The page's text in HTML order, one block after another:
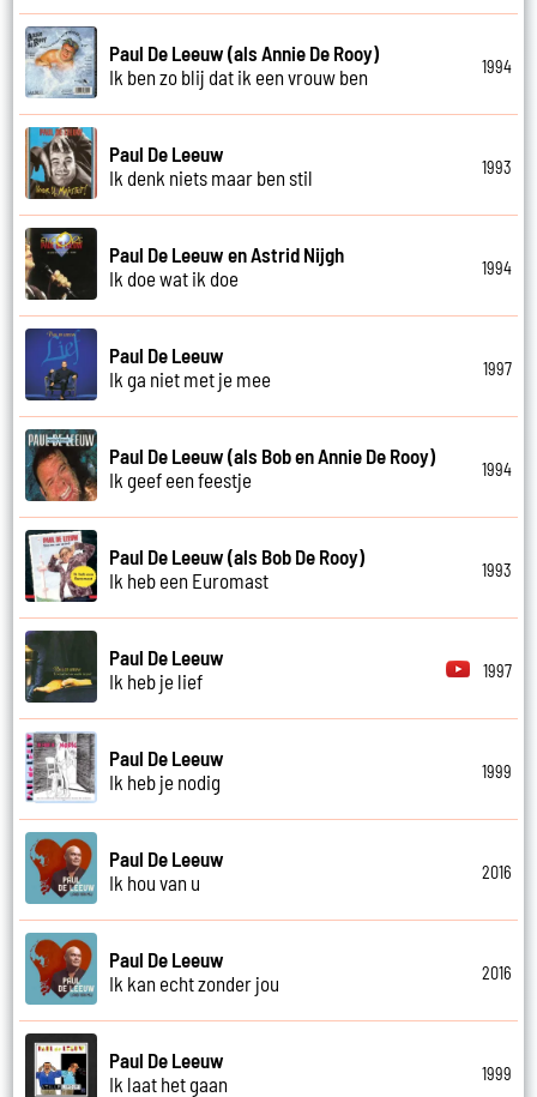
Paul De Leeuw (als Annie De Rooy)
Ik ben zo blij dat ik een vrouw ben
1994
Paul De Leeuw
Ik denk niets maar ben stil
1993
Paul De Leeuw en Astrid Nijgh
Ik doe wat ik doe
1994
Paul De Leeuw
Ik ga niet met je mee
1997
Paul De Leeuw (als Bob en Annie De Rooy)
Ik geef een feestje
1994
Paul De Leeuw (als Bob De Rooy)
Ik heb een Euromast
1993
Paul De Leeuw
Ik heb je lief
1997
Paul De Leeuw
Ik heb je nodig
1999
Paul De Leeuw
Ik hou van u
2016
Paul De Leeuw
Ik kan echt zonder jou
2016
Paul De Leeuw
Ik laat het gaan
1999